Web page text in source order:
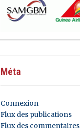
Méta
Connexion
Flux des publications
Flux des commentaires